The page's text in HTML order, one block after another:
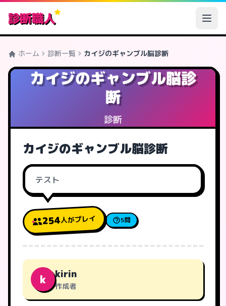
診断職人
ホーム 診断一覧 カイジのギャンブル脳診断
カイジのギャンブル脳診
断
診断
カイジのギャンブル脳診断
テスト
254人がプレイ 5問
k kirin
作成者